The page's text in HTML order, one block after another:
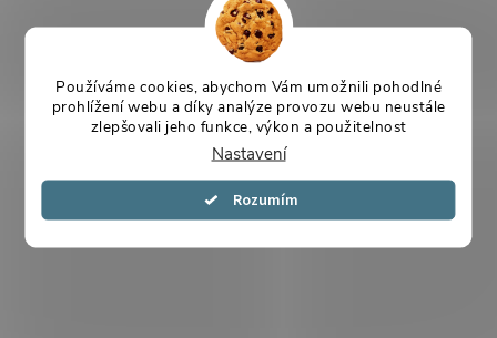
Používáme cookies, abychom Vám umožnili pohodlné
prohlížení webu a díky analýze provozu webu neustále
zlepšovali jeho funkce, výkon a použitelnost
Nastavení
Souhlasím